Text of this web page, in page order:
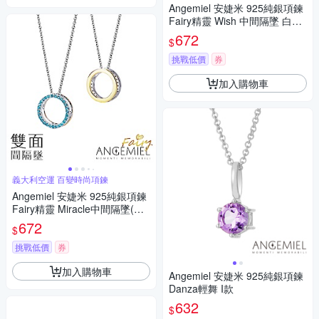
義大利空運 百變時尚項鍊
Angemiel 安婕米 925純銀項鍊
Fairy精靈 Miracle中間隔墜(藍
鑽.金)
$672
挑戰低價 券
加入購物車
Angemiel 安婕米 925純銀項鍊
Fairy精靈 Wish 中間隔墜 白鑽.
金
$672
挑戰低價 券
加入購物車
Angemiel 安婕米 925純銀項鍊
Danza輕舞 I款
$632